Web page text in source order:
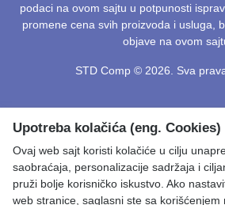
podaci na ovom sajtu u potpunosti
promene cena svih proizvoda i usluga,
objave na ovom
STD Comp © 2026. Sva
Upotreba kolačića (eng. Cookies)
Ovaj web sajt koristi kolačiće u cilju
saobraćaja, personalizacije sadržaja i
pruži bolje korisničko iskustvo. Ako
web stranice, saglasni ste sa korišćenjem